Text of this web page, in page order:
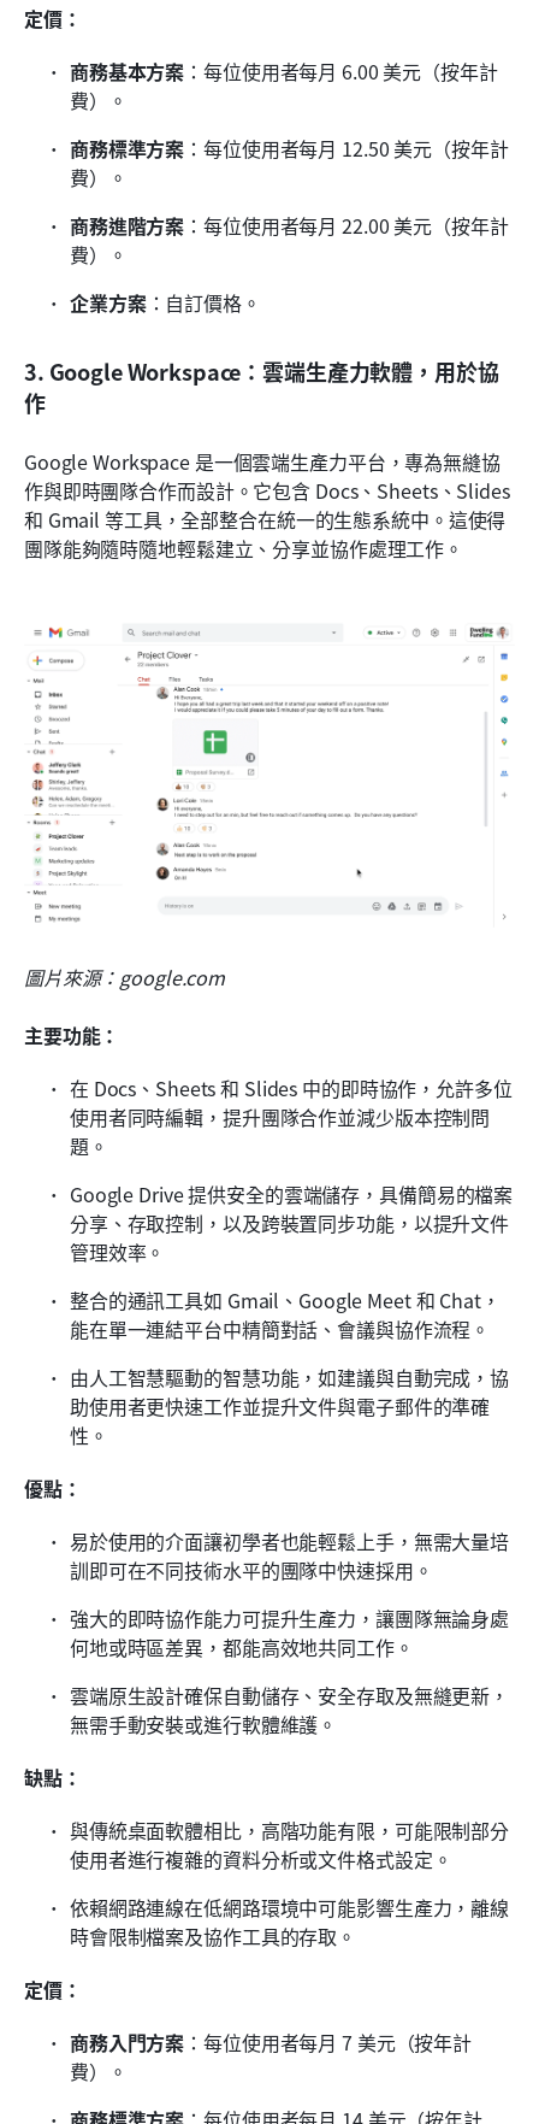
定價：
商務基本方案 ：每位使用者每月 6.00 美元（按年計
費）。
商務標準方案 ：每位使用者每月 12.50 美元（按年計
費）。
商務進階方案 ：每位使用者每月 22.00 美元（按年計
費）。
企業方案：自訂價格。
3. Google Workspace：雲端生產力軟體，用於協
作
Google Workspace 是一個雲端生產力平台，專為無縫協
作與即時團隊合作而設計。它包含 Docs、Sheets、Slides
和 Gmail 等工具，全部整合在統一的生態系統中。這使得
團隊能夠隨時隨地輕鬆建立、分享並協作處理工作。
圖片來源：google.com
主要功能：
在 Docs、Sheets 和 Slides 中的即時協作，允許多位
使用者同時編輯，提升團隊合作並減少版本控制問
題。
Google Drive 提供安全的雲端儲存，具備簡易的檔案
分享、存取控制，以及跨裝置同步功能，以提升文件
管理效率。
整合的通訊工具如 Gmail、Google Meet 和 Chat，
能在單一連結平台中精簡對話、會議與協作流程。
由人工智慧驅動的智慧功能，如建議與自動完成，協
助使用者更快速工作並提升文件與電子郵件的準確
性。
優點：
易於使用的介面讓初學者也能輕鬆上手，無需大量培
訓即可在不同技術水平的團隊中快速採用。
強大的即時協作能力可提升生產力，讓團隊無論身處
何地或時區差異，都能高效地共同工作。
雲端原生設計確保自動儲存、安全存取及無縫更新，
無需手動安裝或進行軟體維護。
缺點：
與傳統桌面軟體相比，高階功能有限，可能限制部分
使用者進行複雜的資料分析或文件格式設定。
依賴網路連線在低網路環境中可能影響生產力，離線
時會限制檔案及協作工具的存取。
定價：
商務入門方案 ：每位使用者每月 7 美元（按年計
費）。